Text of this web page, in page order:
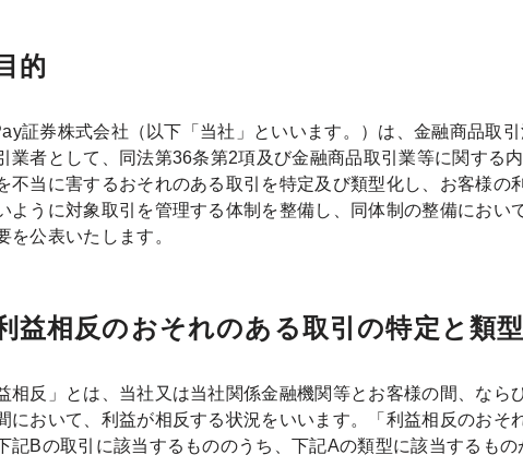
的
証券株式会社（以下「当社」といいます。）は、金融商品取
業者として、同法第36条第2項及び金融商品取引業等に関する
不当に害するおそれのある取引を特定及び類型化し、お客様の
ように対象取引を管理する体制を整備し、同体制の整備におい
を公表いたします。
益相反のおそれのある取引の特定と類型
相反」とは、当社又は当社関係金融機関等とお客様の間、な
において、利益が相反する状況をいいます。「利益相反のおそ
記Bの取引に該当するもののうち、下記Aの類型に該当するもの